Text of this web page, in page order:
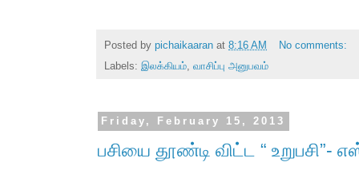
Posted by pichaikaaran at 8:16 AM
No comments:
Labels: இலக்கியம், வாசிப்பு அனுபவம்
Friday, February 15, 2013
பசியை தூண்டி விட்ட “ உறுபசி”-